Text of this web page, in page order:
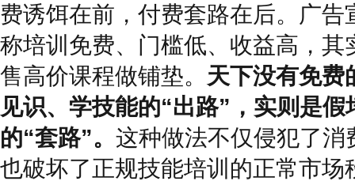
费诱饵在前，付费套路在后。广告
称培训免费、门槛低、收益高，其
售高价课程做铺垫。 天下没有免费
见识、学技能的“出路”，实则是假
的“套路”。 这种做法不仅侵犯了消
也破坏了正规技能培训的正常市场